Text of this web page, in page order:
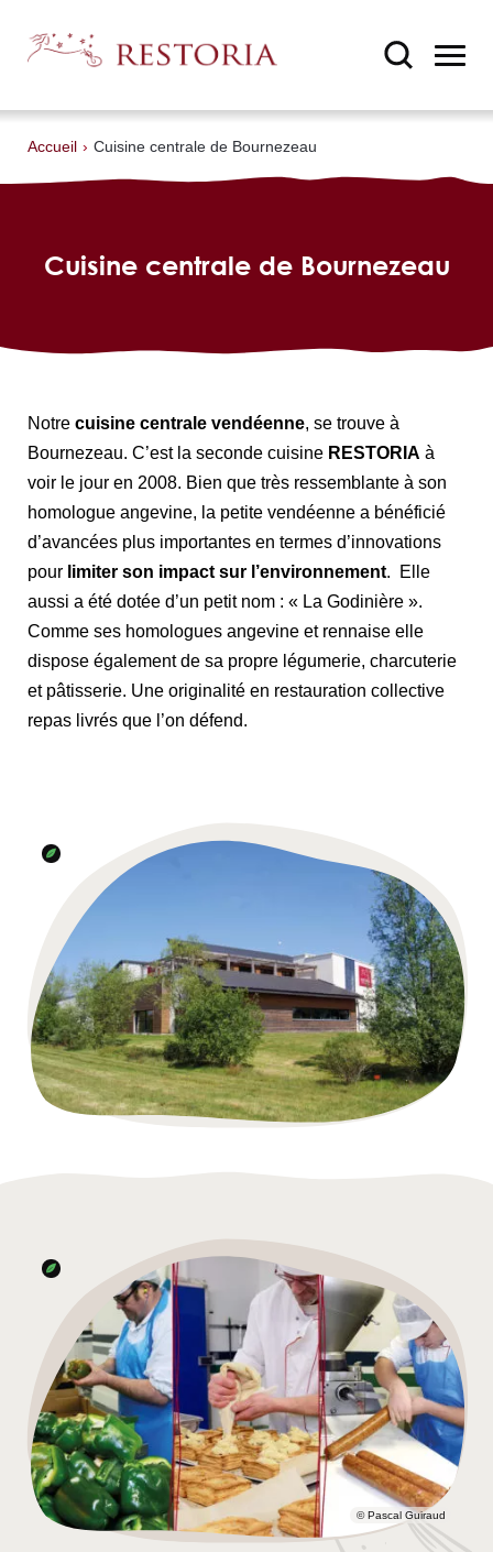
Accueil › Cuisine centrale de Bournezeau
Cuisine centrale de Bournezeau
Notre cuisine centrale vendéenne, se trouve à
Bournezeau. C’est la seconde cuisine RESTORIA à
voir le jour en 2008. Bien que très ressemblante à son
homologue angevine, la petite vendéenne a bénéficié
d’avancées plus importantes en termes d’innovations
pour limiter son impact sur l’environnement. Elle
aussi a été dotée d’un petit nom : « La Godinière ».
Comme ses homologues angevine et rennaise elle
dispose également de sa propre légumerie, charcuterie
et pâtisserie. Une originalité en restauration collective
repas livrés que l’on défend.
© Pascal Guiraud